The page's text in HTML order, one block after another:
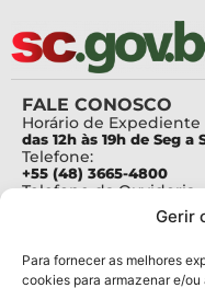
Gerir
Para fornecer as melhores
cookies para armazenar e/
FALE CONOSCO
Horário de Expediente
das 12h às 19h de Seg a
Telefone:
+55 (48) 3665-4800
Telefone da Ouvidoria
Para assuntos